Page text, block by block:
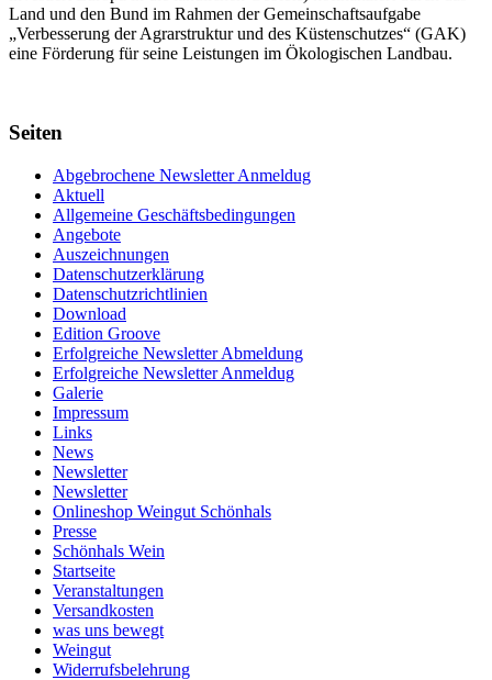
Land und den Bund im Rahmen der Gemein­schafts­aufgabe
„Verbes­serung der Agrar­struktur und des Küsten­schutzes“ (GAK)
eine Förderung für seine Leis­tungen im Ökolo­gischen Landbau.
Seiten
Abgebrochene Newsletter Anmeldug
Aktuell
Allgemeine Geschäftsbedingungen
Angebote
Auszeichnungen
Datenschutzerklärung
Datenschutzrichtlinien
Download
Edition Groove
Erfolgreiche Newsletter Abmeldung
Erfolgreiche Newsletter Anmeldug
Galerie
Impressum
Links
News
Newsletter
Newsletter
Onlineshop Weingut Schönhals
Presse
Schönhals Wein
Startseite
Veranstaltungen
Versandkosten
was uns bewegt
Weingut
Widerrufsbelehrung